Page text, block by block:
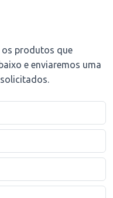
produtos que
e enviaremos uma